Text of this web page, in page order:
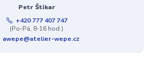
Petr Štikar
+420 777 407 747
(Po-Pá, 8-16 hod.)
awepe@atelier-wepe.cz